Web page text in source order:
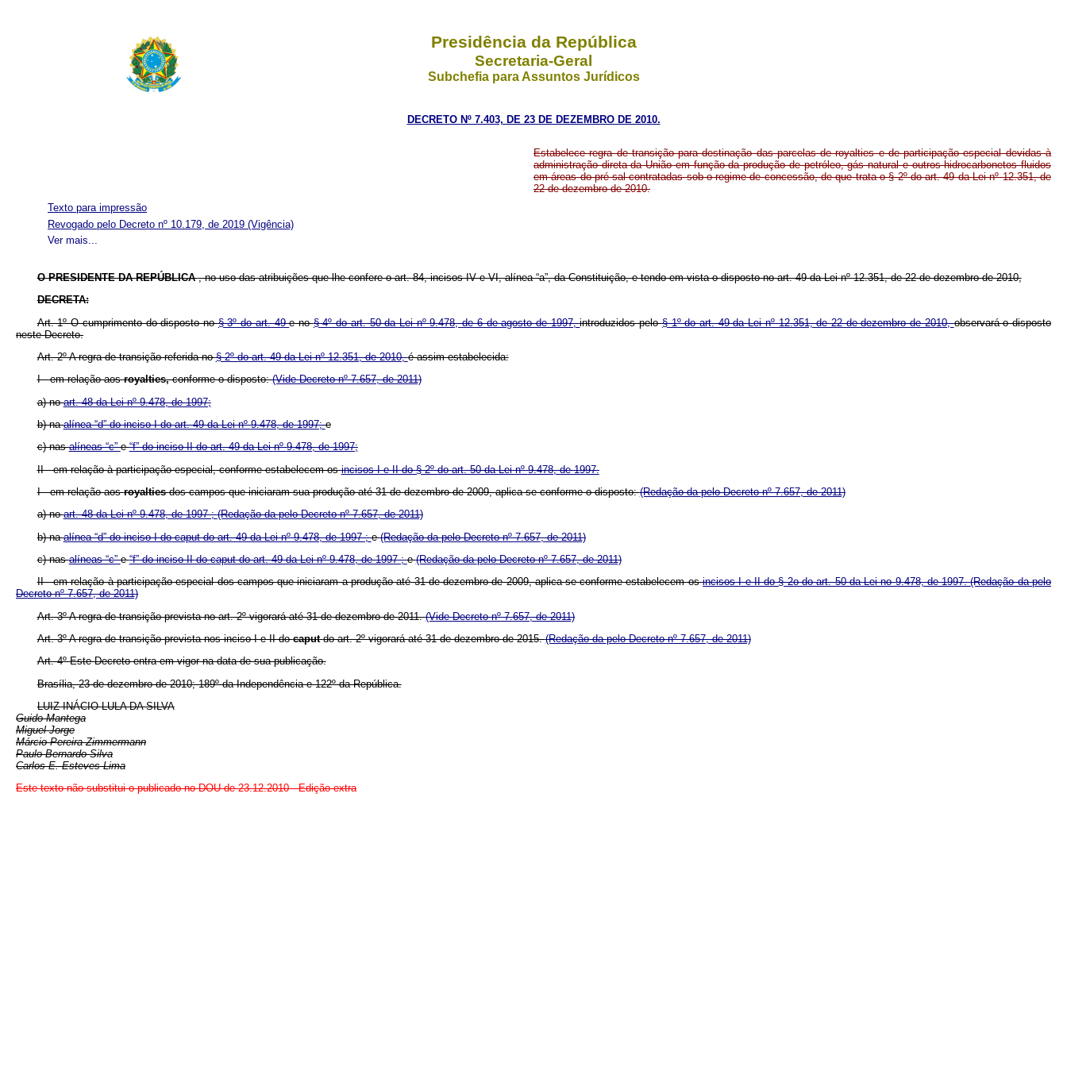
Presidência da República
Secretaria-Geral
Subchefia para Assuntos Jurídicos
DECRETO Nº 7.403, DE 23 DE DEZEMBRO DE 2010.
Estabelece regra de transição para destinação das parcelas de royalties e de participação especial devidas à
administração direta da União em função da produção de petróleo, gás natural e outros hidrocarbonetos fluidos
em áreas do pré-sal contratadas sob o regime de concessão, de que trata o § 2º do art. 49 da Lei nº 12.351, de
22 de dezembro de 2010.
Texto para impressão
Ver mais...
Revogado pelo Decreto nº 10.179, de 2019 (Vigência)
O PRESIDENTE DA REPÚBLICA, no uso das atribuições que lhe confere o art. 84, incisos IV e VI, alínea “a”, da Constituição, e tendo em vista o disposto no art. 49 da Leinº 12.351, de 22 de dezembro de 2010,
DECRETA:
Art. 1º O cumprimento do disposto no§ 3º do art. 49e no§ 4º do art. 50 da Lei nº 9.478, de 6 de agosto de 1997,introduzidos pelo§ 1º do art. 49 da Lei nº 12.351, de 22 de dezembro de 2010,observará o disposto
neste Decreto.
Art. 2º A regra de transição referida no§ 2º do art. 49 da Lei nº 12.351, de 2010,é assim estabelecida:
I - em relação aosroyalties,conforme o disposto:(Vide Decreto nº 7.657, de 2011)
a) noart. 48 da Lei nº 9.478, de 1997;
b) naalínea “d” do inciso I do art. 49 da Leinº9.478, de 1997;e
c) nasalíneas “c”e“f” do inciso II do art. 49 da Leinº9.478, de 1997;
II - em relação à participação especial, conforme estabelecem osincisos I e II do § 2º do art. 50 da Leinº9.478, de 1997.
I - em relação aosroyaltiesdos campos que iniciaram sua produção até 31 de dezembro de 2009, aplica-se conforme o disposto:(Redação dapelo Decreto nº 7.657, de 2011)
a) noart. 48 da Lei nº 9.478, de 1997 ;(Redação dapelo Decreto nº 7.657, de 2011)
b) naalínea “d” do inciso I do caput do art. 49 da Lei nº 9.478, de 1997 ;e(Redação dapelo Decreto nº 7.657, de 2011)
c) nasalíneas “c”e“f” do inciso II do caput do art. 49 da Lei nº 9.478, de 1997 ;e(Redação dapelo Decreto nº 7.657, de 2011)
II - em relação à participação especial dos campos que iniciaram a produção até 31 de dezembro de 2009, aplica-se conforme estabelecem osincisos I e II do § 2o do art. 50 da Lei no 9.478, de 1997.(Redação dapelo
Decreto nº 7.657, de 2011)
Art. 3º A regra de transição prevista no art. 2º vigorará até 31 de dezembro de 2011.(Vide Decreto nº 7.657, de 2011)
Art. 3º A regra de transição prevista nos inciso I e II docaputdo art. 2º vigorará até 31 de dezembro de 2015.(Redação dapelo Decreto nº 7.657, de 2011)
Art. 4º Este Decreto entra em vigor na data de sua publicação.
Brasília, 23 de dezembro de 2010; 189º da Independência e 122º da República.
LUIZ INÁCIO LULA DA SILVA
Guido Mantega
Miguel Jorge
Márcio Pereira Zimmermann
Paulo Bernardo Silva
Carlos E. Esteves Lima
Este texto não substitui o publicado no DOU de 23.12.2010 - Edição extra